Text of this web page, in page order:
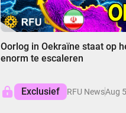
Oorlog in Oekraïne staat op
enorm te escaleren
Exclusief RFU NewsAug